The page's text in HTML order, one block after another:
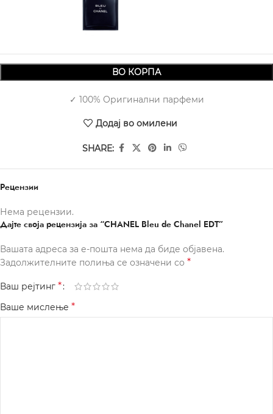
12.880,00
ВО КОРПА
✓ 100% Оригинални парфеми
Додај во омилени
SHARE:
Рецензии
Нема рецензии.
Дајте своја рецензија за “CHANEL Bleu de Chanel EDT”
Вашата адреса за е-пошта нема да биде објавена.
Задолжителните полиња се означени со *
Ваш рејтинг *
Ваше мислење *